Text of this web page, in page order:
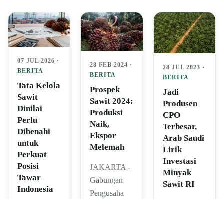
07 JUL 2026 ·
BERITA
Tata Kelola
Sawit
Dinilai
Perlu
Dibenahi
untuk
Perkuat
Posisi
Tawar
Indonesia
28 FEB 2024 ·
BERITA
Prospek
Sawit 2024:
Produksi
Naik,
Ekspor
Melemah
JAKARTA -
Gabungan
Pengusaha
28 JUL 2023 ·
BERITA
Jadi
Produsen
CPO
Terbesar,
Arab Saudi
Lirik
Investasi
Minyak
Sawit RI